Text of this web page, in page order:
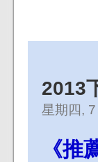
2013
星期四,
《推